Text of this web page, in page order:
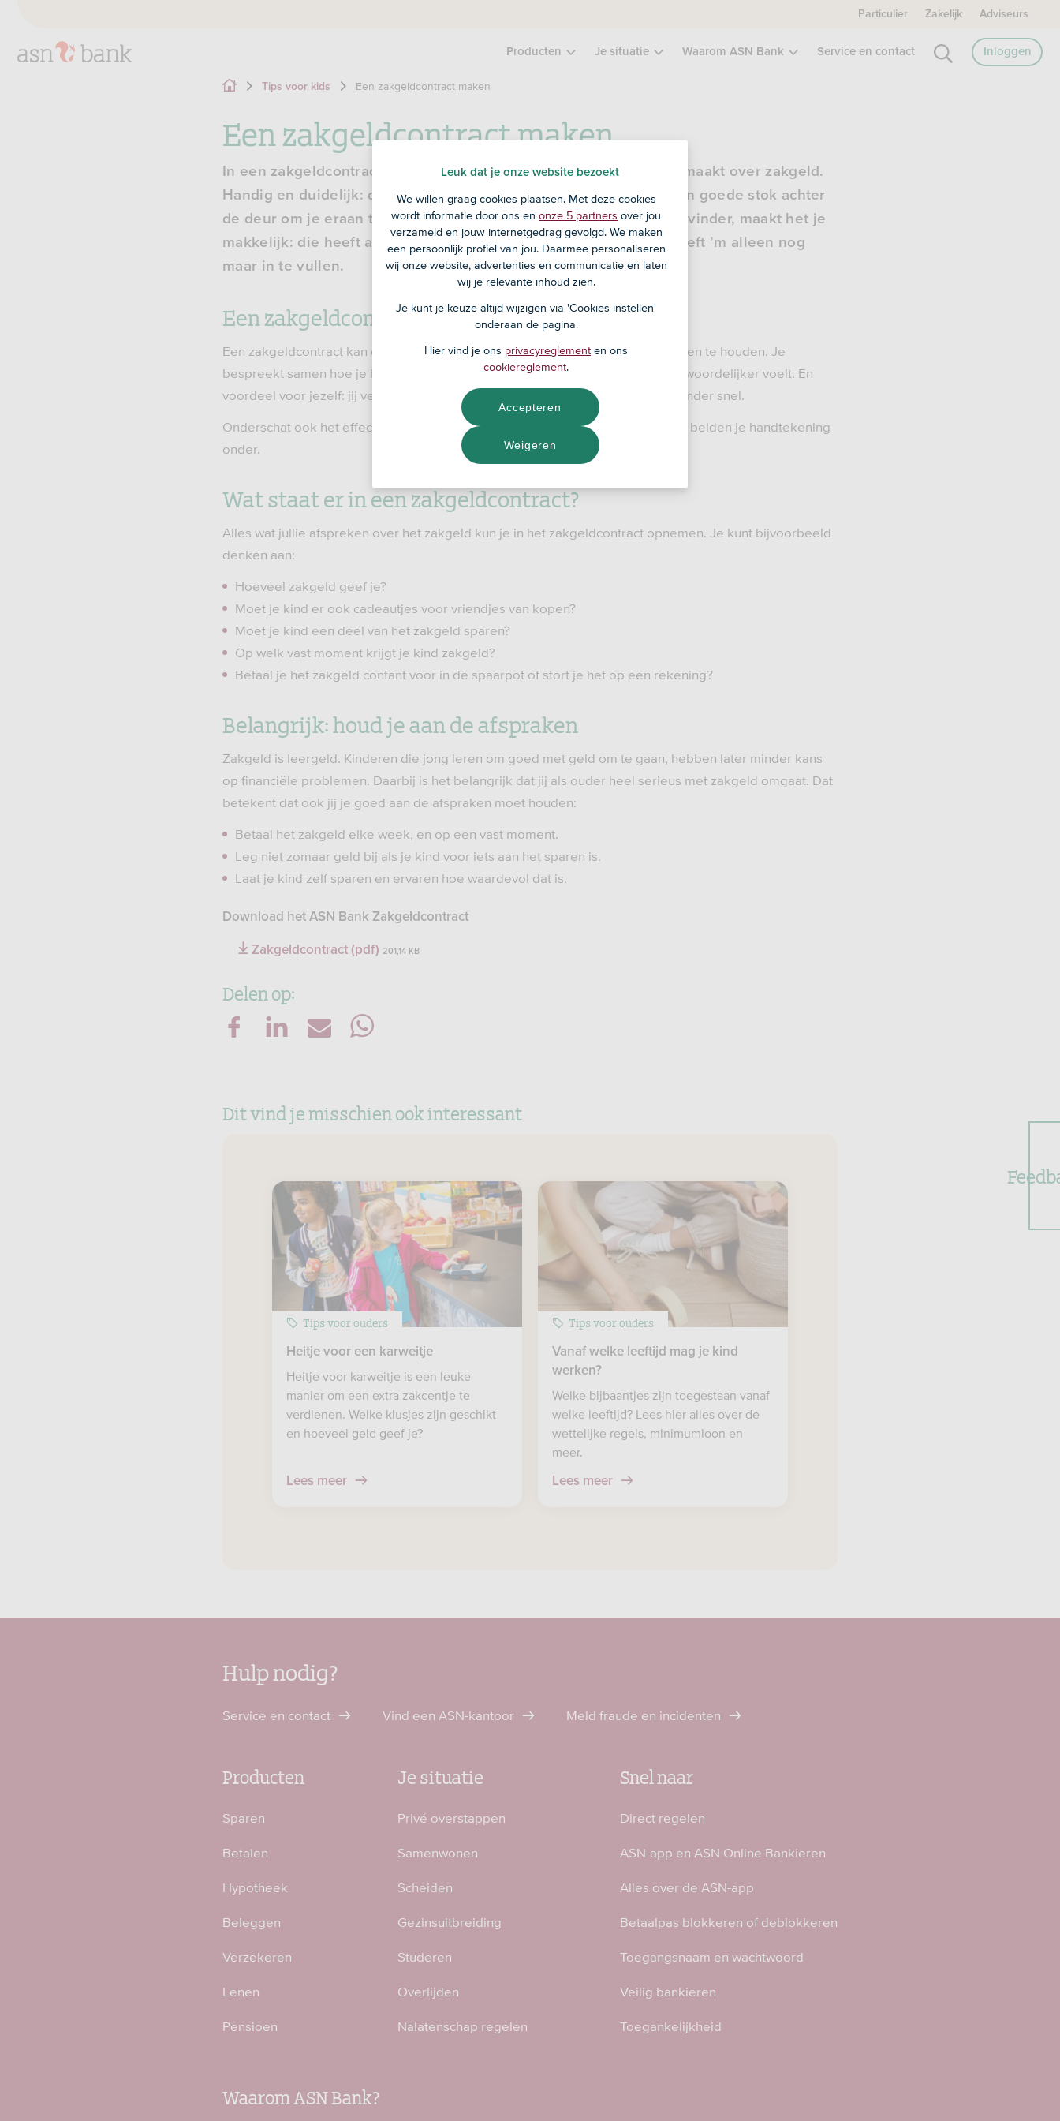
Particulier Zakelijk Adviseurs
Producten Je situatie Waarom ASN Bank Service en contact Inloggen
Tips voor kids Een zakgeldcontract maken
Een zakgeldcontract maken
In een zakgeldcontract leg je de afspraken vast die je met je kind maakt over zakgeld.
Handig en duidelijk: de afspraken zijn helder en je hebt allebei een goede stok achter
de deur om je eraan te houden.Rinkel,onze slimme en groene uitvinder, maakt het je
makkelijk: die heeft al een
zakgeldcontractvoor je gemaakt. Je hoeft ’m alleen nog
maar in te vullen.
Een zakgeldcontract? Waarom?
Een zakgeldcontract kan een leuke manier zijn om jezelf en je kind aan afspraken te houden. Je
bespreekt samen hoe je het gaat aanpakken, waardoor je kind zich ook verantwoordelijker voelt. En
voordeel voor jezelf: jij vergeet zelf het vaste zakgeldmoment waarschijnlijk minder snel.
Onderschat ook het effect van een écht contract niet. Zet er daarom vooral ook beiden je handtekening
onder.
Wat staat er in een zakgeldcontract?
Alles wat jullie afspreken over het zakgeld kun je in het zakgeldcontract opnemen. Je kunt bijvoorbeeld
denken aan:
Hoeveel zakgeld geef je?
Moet je kind er ook cadeautjes voor vriendjes van kopen?
Moet je kind een deel van het zakgeld sparen?
Op welk vast moment krijgt je kind zakgeld?
Betaal je het zakgeld contant voor in de spaarpot of stort je het op een rekening?
Belangrijk: houd je aan de afspraken
Zakgeld is leergeld. Kinderen die jong leren om goed met geld om te gaan, hebben later minder kans
op financiële problemen. Daarbij is het belangrijk dat jij als ouder heel serieus met zakgeld omgaat. Dat
betekent dat ook jij je goed aan de afspraken moet houden:
Betaal het zakgeld elke week, en op een vast moment.
Leg niet zomaar geld bij als je kind voor iets aan het sparen is.
Laat je kind zelf sparen en ervaren hoe waardevol dat is.
Download het ASN Bank Zakgeldcontract
Zakgeldcontract (pdf) 201,14 KB
Delen op:
Dit vind je misschien ook interessant
Tips voor ouders
Heitje voor een karweitje
Heitje voor karweitje is een leuke
manier om een extra zakcentje te
verdienen. Welke klusjes zijn geschikt
en hoeveel geld geef je?
Lees meer
Tips voor ouders
Vanaf welke leeftijd mag je kind
werken?
Welke bijbaantjes zijn toegestaan vanaf
welke leeftijd? Lees hier alles over de
wettelijke regels, minimumloon en
meer.
Lees meer
Hulp nodig?
Service en contact Vind een ASN-kantoor Meld fraude en incidenten
Producten
Sparen
Betalen
Hypotheek
Beleggen
Verzekeren
Lenen
Pensioen
Je situatie
Privé overstappen
Samenwonen
Scheiden
Gezinsuitbreiding
Studeren
Overlijden
Nalatenschap regelen
Snel naar
Direct regelen
ASN-app en ASN Online Bankieren
Alles over de ASN-app
Betaalpas blokkeren of deblokkeren
Toegangsnaam en wachtwoord
Veilig bankieren
Toegankelijkheid
Waarom ASN Bank?
Leuk dat je onze website bezoekt
We willen graag cookies plaatsen. Met deze cookies
wordt informatie door ons en onze 5 partners over jou
verzameld en jouw internetgedrag gevolgd. We maken
een persoonlijk profiel van jou. Daarmee personaliseren
wij onze website, advertenties en communicatie en laten
wij je relevante inhoud zien.
Je kunt je keuze altijd wijzigen via 'Cookies instellen'
onderaan de pagina.
Hier vind je ons privacyreglement en ons
cookiereglement.
Weigeren
Accepteren